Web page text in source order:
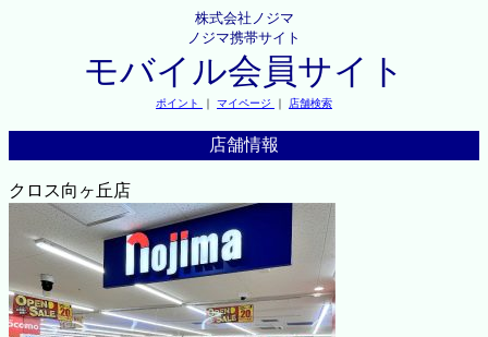
株式会社ノジマ
ノジマ携帯サイト
モバイル会員サイト
ポイント ｜ マイページ ｜ 店舗検索
店舗情報
クロス向ヶ丘店